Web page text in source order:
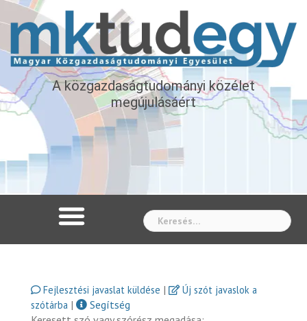
A közgazdaságtudományi közélet
megújulásáért
Fejlesztési javaslat küldése |
Új szót javaslok a
szótárba |
Segítség